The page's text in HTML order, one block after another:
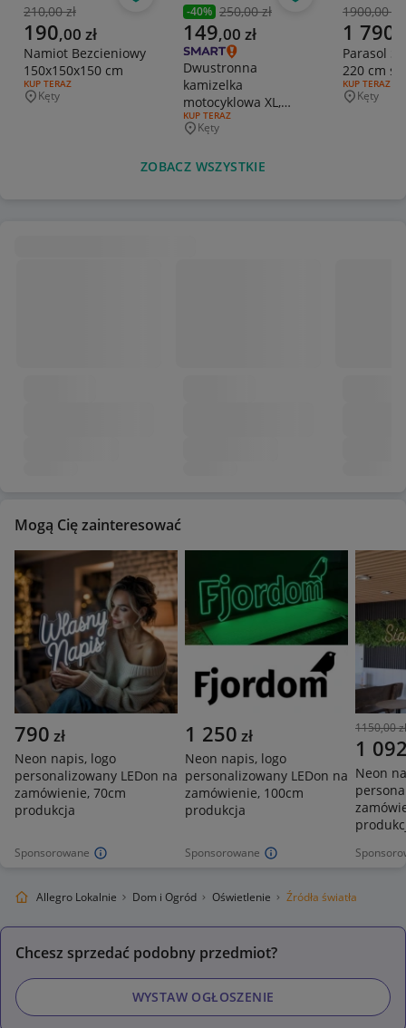
Poprzednia cena
210,00 zł
Aktualna cena
190,00 zł
Namiot Bezcieniowy
150x150x150 cm
RODZAJ OFERTY:
KUP TERAZ
Miejscowość
Kęty
Poprzednia cena
-40% 250,00 zł
Aktualna cena
149,00 zł
Dwustronna
kamizelka
motocyklowa XL,
Odblaskowa BULDOG
BASH 2009
RODZAJ OFERTY:
KUP TERAZ
Miejscowość
Kęty
1900,00 zł
Aktualna
1 790
Parasol
220 cm
RODZAJ
KUP TERAZ
Kęty
ZOBACZ WSZYSTKIE
Mogą Cię zainteresować
Sponsorowane
790 zł
Neon napis, logo
personalizowany LEDon na
zamówienie, 70cm
produkcja
Sponsorowane
1 250 zł
Neon napis, logo
personalizowany LEDon na
zamówienie, 100cm
produkcja
1150,00 zł
1
Neon
Allegro Lokalnie Dom i Ogród Oświetlenie Źródła światła
Chcesz sprzedać podobny przedmiot?
WYSTAW OGŁOSZENIE